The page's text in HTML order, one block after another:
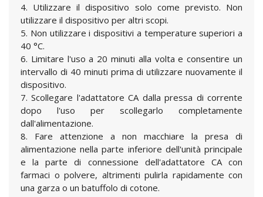
4. Utilizzare il dispositivo solo come previsto. Non
utilizzare il dispositivo per altri scopi.
5. Non utilizzare i dispositivi a temperature superiori a
40 °C.
6. Limitare l'uso a 20 minuti alla volta e consentire un
intervallo di 40 minuti prima di utilizzare nuovamente il
dispositivo.
7. Scollegare l'adattatore CA dalla pressa di corrente
dopo l'uso per scollegarlo completamente
dall'alimentazione.
8. Fare attenzione a non macchiare la presa di
alimentazione nella parte inferiore dell'unità principale
e la parte di connessione dell'adattatore CA con
farmaci o polvere, altrimenti pulirla rapidamente con
una garza o un batuffolo di cotone.